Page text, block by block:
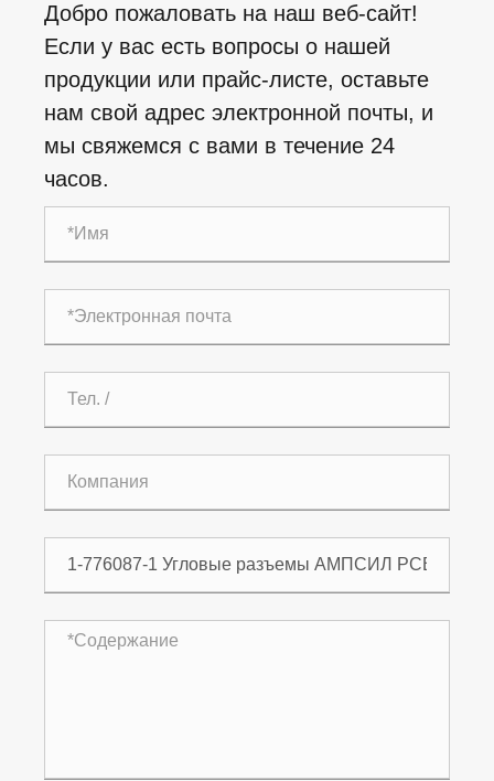
Добро пожаловать на наш веб-сайт!
Если у вас есть вопросы о нашей
продукции или прайс-листе, оставьте
нам свой адрес электронной почты, и
мы свяжемся с вами в течение 24
часов.